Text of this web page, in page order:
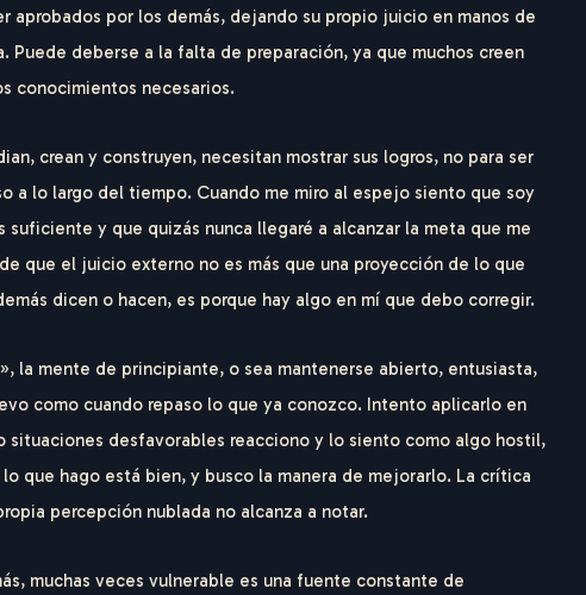
RICO G
aprobados por los demás, dejando su propio juicio en manos de
deberse a la falta de preparación, ya que muchos creen
conocimientos necesarios.
crean y construyen, necesitan mostrar sus logros, no para ser
a lo largo del tiempo. Cuando me miro al espejo siento que soy
y que quizás nunca llegaré a alcanzar la meta que me
que el juicio externo no es más que una proyección de lo que
dicen o hacen, es porque hay algo en mí que debo corregir.
la mente de principiante, o sea mantenerse abierto, entusiasta,
como cuando repaso lo que ya conozco. Intento aplicarlo en
desfavorables reacciono y lo siento como algo hostil,
que hago está bien, y busco la manera de mejorarlo. La crítica
percepción nublada no alcanza a notar.
muchas veces vulnerable es una fuente constante de